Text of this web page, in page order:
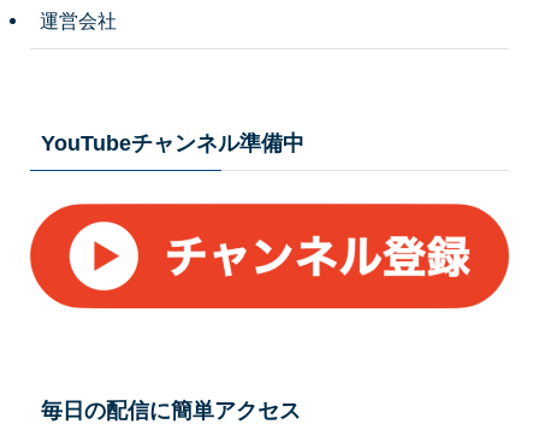
運営会社
YouTubeチャンネル準備中
毎日の配信に簡単アクセス